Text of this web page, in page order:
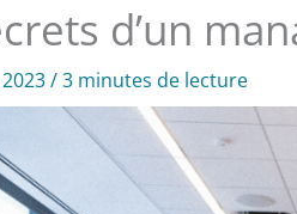
d’un
/3 minutes de lecture